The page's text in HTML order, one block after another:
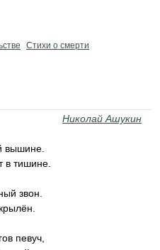
Стихи о смерти
Николай Ашукин
вышине.
в тишине.
звон.
певуч,